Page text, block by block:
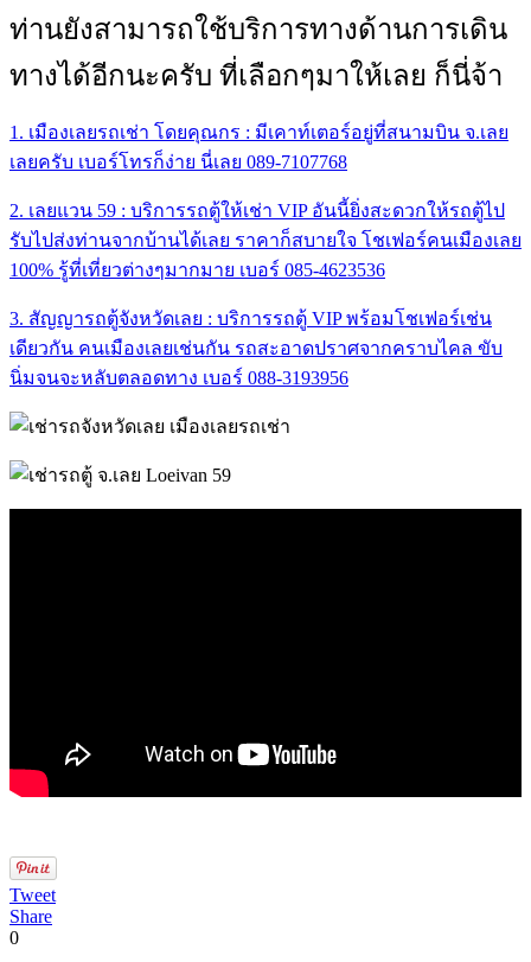
ท่านยังสามารถใช้บริการทางด้านการเดิน
ทางได้อีกนะครับ ที่เลือกๆมาให้เลย ก็นี่จ้า
1. เมืองเลยรถเช่า โดยคุณกร : มีเคาท์เตอร์อยู่ที่สนามบิน จ.เลย
เลยครับ เบอร์โทรก็ง่าย นี่เลย 089-7107768
2. เลยแวน 59 : บริการรถตู้ให้เช่า VIP อันนี้ยิ่งสะดวกให้รถตู้ไป
รับไปส่งท่านจากบ้านได้เลย ราคาก็สบายใจ โชเฟอร์คนเมืองเลย
100% รู้ที่เที่ยวต่างๆมากมาย เบอร์ 085-4623536
3. สัญญารถตู้จังหวัดเลย : บริการรถตู้ VIP พร้อมโชเฟอร์เช่น
เดียวกัน คนเมืองเลยเช่นกัน รถสะอาดปราศจากคราบไคล ขับ
นิ่มจนจะหลับตลอดทาง เบอร์ 088-3193956
Tweet
Share
0